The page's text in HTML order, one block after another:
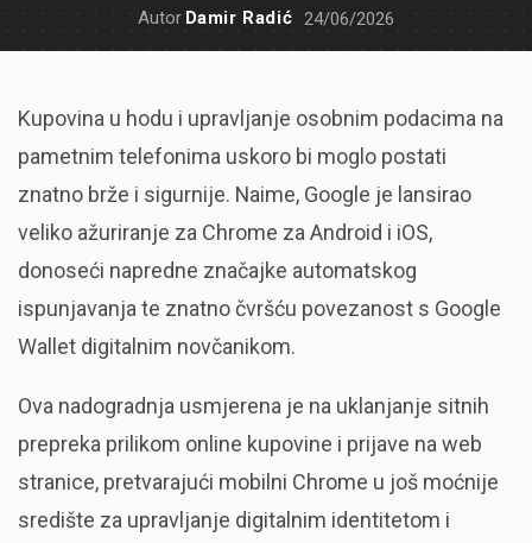
Autor Damir Radić 24/06/2026
Kupovina u hodu i upravljanje osobnim podacima na
pametnim telefonima uskoro bi moglo postati
znatno brže i sigurnije. Naime, Google je lansirao
veliko ažuriranje za Chrome za Android i iOS,
donoseći napredne značajke automatskog
ispunjavanja te znatno čvršću povezanost s Google
Wallet digitalnim novčanikom.
Ova nadogradnja usmjerena je na uklanjanje sitnih
prepreka prilikom online kupovine i prijave na web
stranice, pretvarajući mobilni Chrome u još moćnije
središte za upravljanje digitalnim identitetom i